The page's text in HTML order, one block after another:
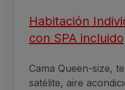
Habitación
con SPA incluido
Cama Queen-size,
satélite, aire